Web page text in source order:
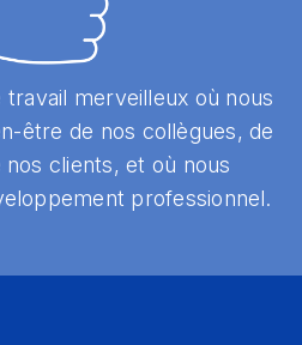
travail merveilleux où nous
être de nos collègues, de
nos clients, et où nous
professionnel.